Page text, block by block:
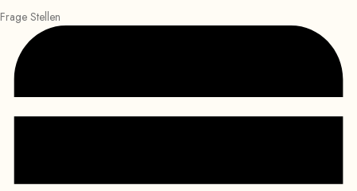
Frage Stellen